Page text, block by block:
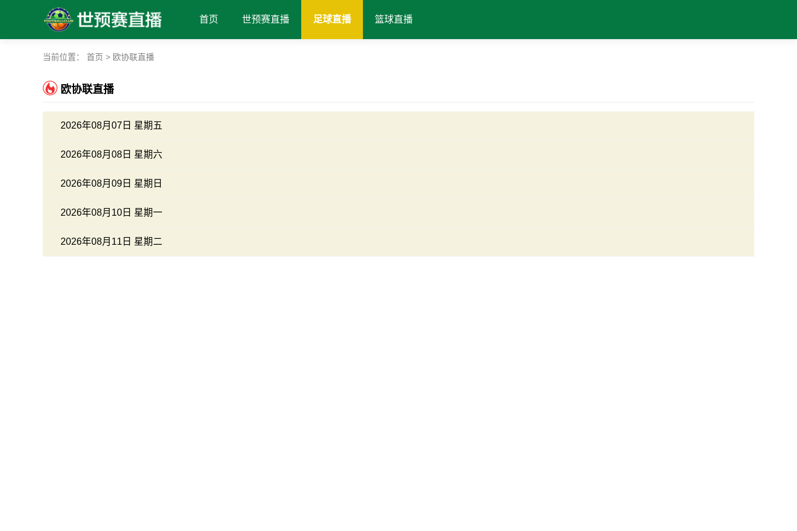
首页 世预赛直播 足球直播 篮球直播
当前位置： 首页 > 欧协联直播
欧协联直播
2026年08月07日 星期五
2026年08月08日 星期六
2026年08月09日 星期日
2026年08月10日 星期一
2026年08月11日 星期二